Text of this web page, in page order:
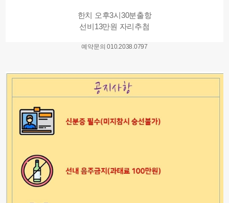
한치 오후3시30분출항
선비13만원 자리추첨
예약문의 010.2038.0797